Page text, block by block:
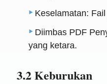
Keselamatan:
Diimbas PDF
yang ketara.
3.2 Keburukan